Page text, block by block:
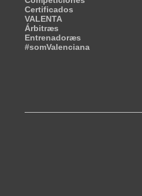
Certificados
VALENTA
Árbitræs
Entrenadoræs
#somValenciana